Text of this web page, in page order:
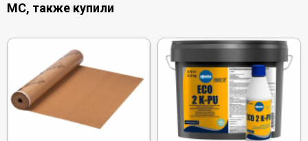
MC, также купили